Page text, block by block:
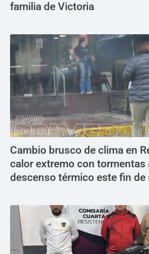
familia de Victoria
Cambio brusco de clima en
calor extremo con tormentas
descenso térmico este fin de